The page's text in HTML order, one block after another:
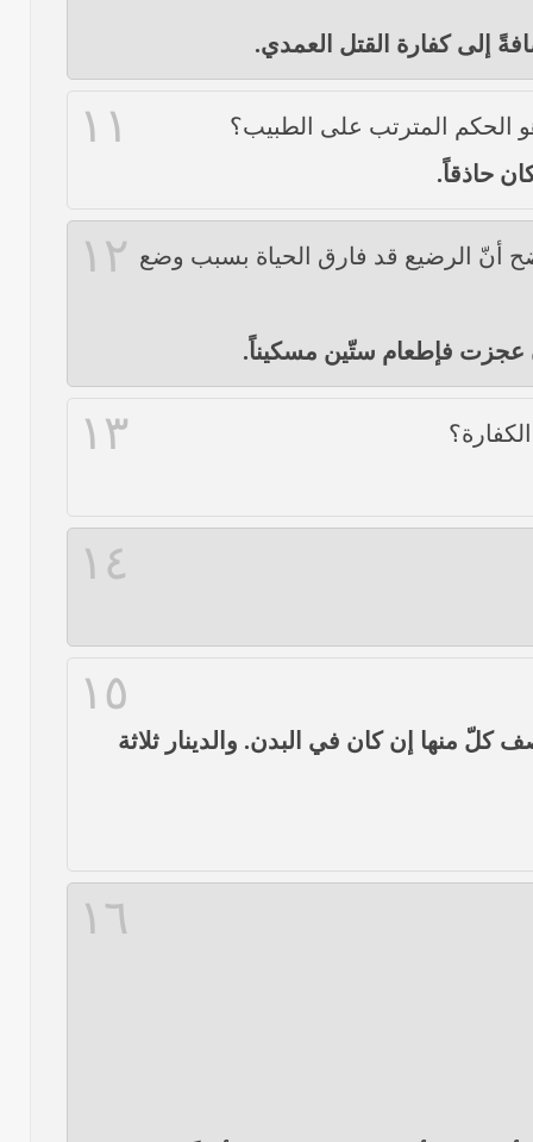
إلى كفارة القتل العمدي.
١١
الحكم المترتب على الطبيب؟
حاذقاً.
١٢ أنّ الرضيع قد فارق الحياة بسبب وضع
عجزت فإطعام ستّين مسكيناً.
١٣
١٤
١٥
كلّ منها إن كان في البدن. والدينار ثلاثة
١٦